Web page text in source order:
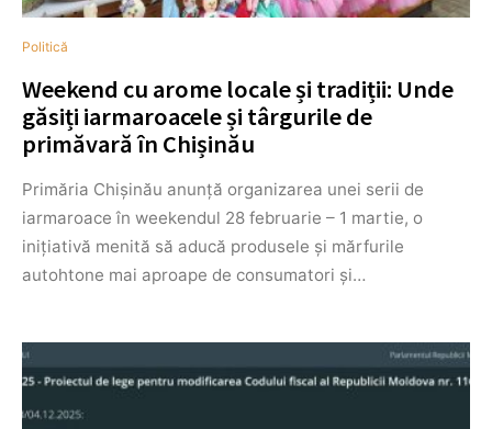
Politică
Weekend cu arome locale și tradiții: Unde
găsiți iarmaroacele și târgurile de
primăvară în Chișinău
Primăria Chișinău anunță organizarea unei serii de
iarmaroace în weekendul 28 februarie – 1 martie, o
inițiativă menită să aducă produsele și mărfurile
autohtone mai aproape de consumatori și…